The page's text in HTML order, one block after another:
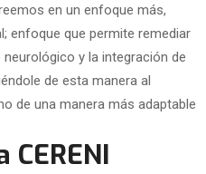
en un enfoque más,
enfoque que permite remediar
y la integración de
de esta manera al
de una manera más adaptable